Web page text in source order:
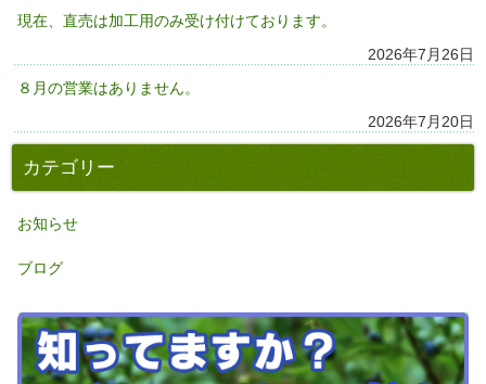
現在、直売は加工用のみ受け付けております。
2026年7月26日
８月の営業はありません。
2026年7月20日
カテゴリー
お知らせ
ブログ